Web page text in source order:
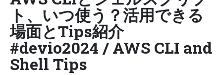
ト、いつ使う？活用できる
場面とTips紹介
#devio2024 / AWS CLI and
Shell Tips